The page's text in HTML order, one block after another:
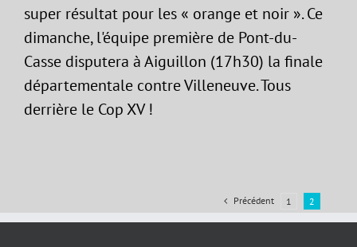
super résultat pour les « orange et noir ». Ce
dimanche, l'équipe première de Pont-du-
Casse disputera à Aiguillon (17h30) la finale
départementale contre Villeneuve. Tous
derrière le Cop XV !
Précédent 1 2